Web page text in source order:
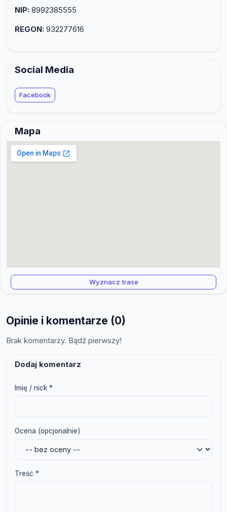
NIP: 8992385555
REGON: 932277616
Social Media
Facebook
Mapa
Wyznacz trase
Opinie i komentarze (0)
Brak komentarzy. Bądź pierwszy!
Dodaj komentarz
Imię / nick *
Ocena (opcjonalnie)
Treść *